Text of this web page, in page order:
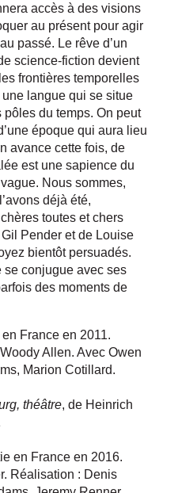
accès à des visions
au présent pour agir
passé. Le rêve d’un
science-fiction devient
frontières temporelles
langue qui se situe
du temps. On peut
époque qui aura lieu
avance cette fois, de
est une sapience du
Nous sommes,
déjà été,
toutes et chers
Pender et de Louise
bientôt persuadés.
se conjugue avec ses
des moments de
en France en 2011.
Allen. Avec Owen
Marion Cotillard.
théâtre, de Heinrich
en France en 2016.
Réalisation : Denis